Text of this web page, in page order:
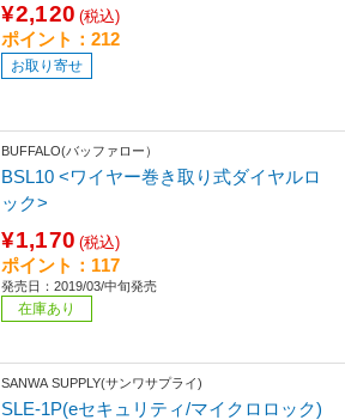
¥2,120 (税込)
ポイント：212
お取り寄せ
BUFFALO(バッファロー）
BSL10 <ワイヤー巻き取り式ダイヤルロ
ック>
¥1,170 (税込)
ポイント：117
発売日：2019/03/中旬発売
在庫あり
SANWA SUPPLY(サンワサプライ)
SLE-1P(eセキュリティ/マイクロロック)